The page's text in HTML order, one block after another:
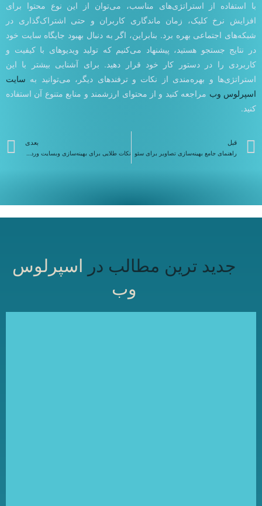
با استفاده از استراتژی‌های مناسب، می‌توان از این نوع محتوا برای
افزایش نرخ کلیک، زمان ماندگاری کاربران و حتی اشتراک‌گذاری در
شبکه‌های اجتماعی بهره برد. بنابراین، اگر به دنبال بهبود جایگاه سایت خود
در نتایج جستجو هستید، پیشنهاد می‌کنیم که تولید ویدیوهای با کیفیت و
کاربردی را در دستور کار خود قرار دهید. برای آشنایی بیشتر با این
استراتژی‌ها و بهره‌مندی از نکات و ترفندهای دیگر، می‌توانید به سایت
اسپرلوس وب مراجعه کنید و از محتوای ارزشمند و منابع متنوع آن استفاده
کنید.
قبلی
قبل
راهنمای جامع بهینه‌سازی تصاویر برای سئو
بعدی
نکات طلایی برای بهینه‌سازی وبسایت وردپرس
جدید ترین مطالب در
اسپرلوس
وب